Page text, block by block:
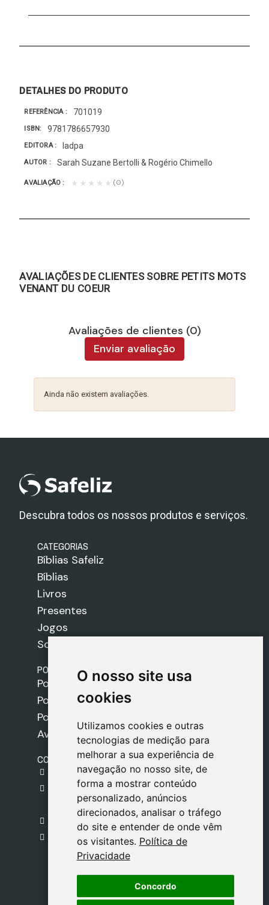
O nosso site usa
cookies
Utilizamos cookies e outras
tecnologias de medição para
melhorar a sua experiência de
navegação no nosso site, de
forma a mostrar conteúdo
personalizado, anúncios
direcionados, analisar o tráfego
do site e entender de onde vêm
os visitantes. Política de
Privacidade
Concordo
O nosso site usa
cookies
Utilizamos cookies e outras
tecnologias de medição para
melhorar a sua experiência de
navegação no nosso site, de
forma a mostrar conteúdo
personalizado, anúncios
direcionados, analisar o tráfego
do site e entender de onde vêm
os visitantes. Política de
Privacidade
Concordo
DETALHES DO PRODUTO
REFERÊNCIA 701019
ISBN 9781786657930
EDITORA Iadpa
AUTOR Sarah Suzane Bertolli & Rogério Chimello
AVALIAÇÃO ★★★★★ (0)
AVALIAÇÕES DE CLIENTES SOBRE PETITS MOTS
VENANT DU COEUR
Avaliações de clientes (0)
Enviar avaliação
Ainda não existem avaliações.
Descubra todos os nossos produtos e serviços.
CATEGORIAS
Bíblias Safeliz
Bíblias
Livros
Presentes
Jogos
Sobre nós
POLÍTICAS
Política de Envios
Política de Cookies
Política de Privacidade
Aviso Legal
CONTACTO
gestion@safeliz.com
C. del Pradillo, 6, 28770 Colmenar Viejo,
Madrid
+34 918 459 877
Segunda a Sexta
09:00 - 13:00